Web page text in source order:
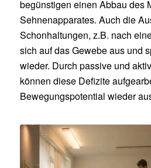
begünstigen einen Abbau des
Sehnenapparates. Auch die
Schonhaltungen, z.B. nach
sich auf das Gewebe aus und
wieder. Durch passive und
können diese Defizite
Bewegungspotential wieder